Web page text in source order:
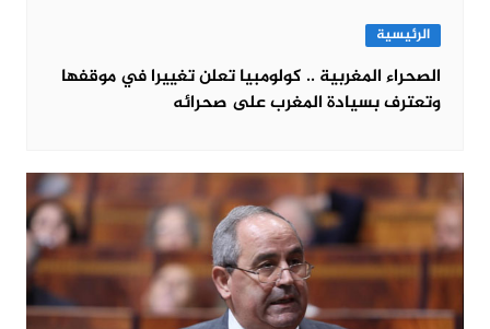
الرئيسية
الصحراء المغربية .. كولومبيا تعلن تغييرا في موقفها
وتعترف بسيادة المغرب على صحرائه